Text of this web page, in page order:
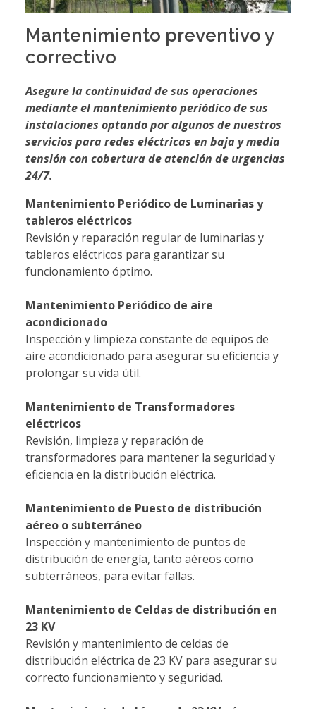
Mantenimiento preventivo y
correctivo
Asegure la continuidad de sus operaciones
mediante el mantenimiento periódico de sus
instalaciones optando por algunos de nuestros
servicios para redes eléctricas en baja y media
tensión con cobertura de atención de urgencias
24/7.
Mantenimiento Periódico de Luminarias y
tableros eléctricos
Revisión y reparación regular de luminarias y
tableros eléctricos para garantizar su
funcionamiento óptimo.
Mantenimiento Periódico de aire
acondicionado
Inspección y limpieza constante de equipos de
aire acondicionado para asegurar su eficiencia y
prolongar su vida útil.
Mantenimiento de Transformadores
eléctricos
Revisión, limpieza y reparación de
transformadores para mantener la seguridad y
eficiencia en la distribución eléctrica.
Mantenimiento de Puesto de distribución
aéreo o subterráneo
Inspección y mantenimiento de puntos de
distribución de energía, tanto aéreos como
subterráneos, para evitar fallas.
Mantenimiento de Celdas de distribución en
23 KV
Revisión y mantenimiento de celdas de
distribución eléctrica de 23 KV para asegurar su
correcto funcionamiento y seguridad.